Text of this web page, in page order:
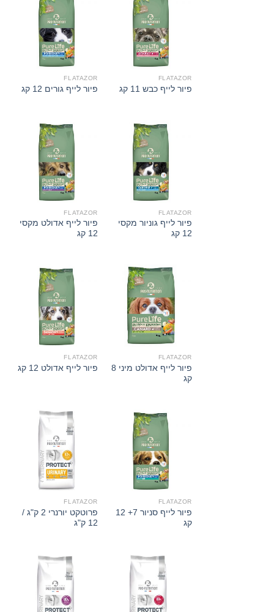
FLATAZOR
פיור לייף כבש 11 קג
FLATAZOR
פיור לייף גורים 12 קג
FLATAZOR
פיור לייף גוניור מקסי
12 קג
FLATAZOR
פיור לייף אדולט מקסי
12 קג
FLATAZOR
פיור לייף אדולט מיני 8
קג
FLATAZOR
פיור לייף אדולט 12 קג
FLATAZOR
פיור לייף סניור 7+ 12
קג
FLATAZOR
פרוטקט יורנרי 2 ק"ג /
12 ק"ג